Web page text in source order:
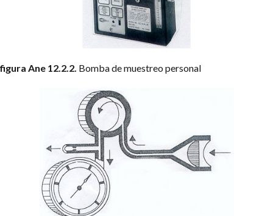
figura Ane 12.2.2. Bomba de muestreo personal